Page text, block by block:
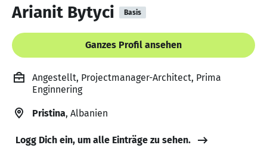
Arianit Bytyci Basis
Ganzes Profil ansehen
Angestellt, Projectmanager-Architect, Prima
Enginnering
Pristina, Albanien
Logg Dich ein, um alle Einträge zu sehen.